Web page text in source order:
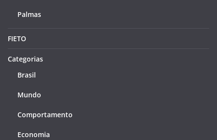
Palmas
FIETO
Categorias
Brasil
Mundo
Comportamento
Economia